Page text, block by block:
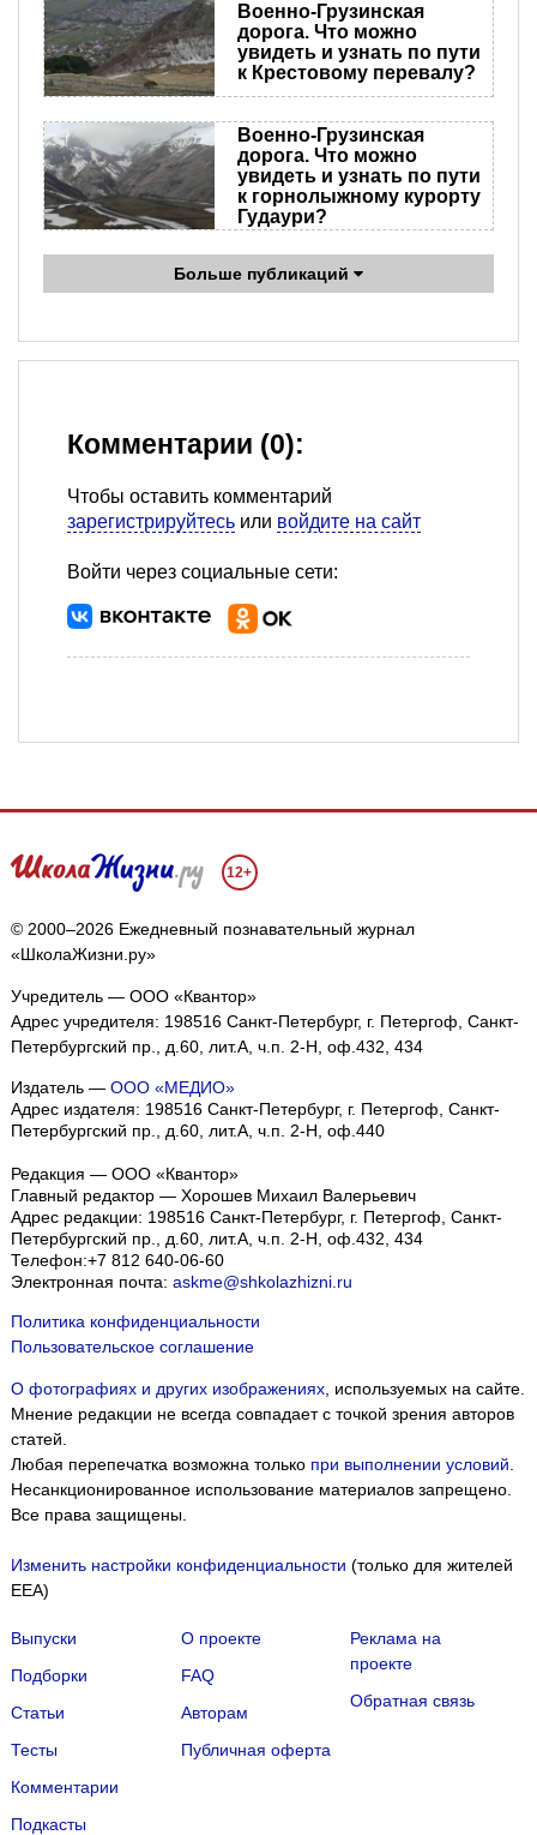
Военно-Грузинская
дорога. Что можно
увидеть и узнать по пути
к Крестовому перевалу?
Военно-Грузинская
дорога. Что можно
увидеть и узнать по пути
к горнолыжному курорту
Гудаури?
Больше публикаций
Комментарии (0):
Чтобы оставить комментарий
зарегистрируйтесь или войдите на сайт
Войти через социальные сети:
12+
© 2000–2026 Ежедневный познавательный журнал
«ШколаЖизни.ру»
Учредитель — ООО «Квантор»
Адрес учредителя: 198516 Санкт-Петербург, г. Петергоф, Санкт-
Петербургский пр., д.60, лит.А, ч.п. 2-Н, оф.432, 434
Издатель — ООО «МЕДИО»
Адрес издателя: 198516 Санкт-Петербург, г. Петергоф, Санкт-
Петербургский пр., д.60, лит.А, ч.п. 2-Н, оф.440
Редакция — ООО «Квантор»
Главный редактор — Хорошев Михаил Валерьевич
Адрес редакции: 198516 Санкт-Петербург, г. Петергоф Санкт-
Петербургский пр., д.60, лит.А, ч.п. 2-Н, оф.432, 434
Телефон:+7 812 640-06-60
Электронная почта: askme@shkolazhizni.ru
Политика конфиденциальности
Пользовательское соглашение
О фотографиях и других изображениях, используемых на сайте.
Мнение редакции не всегда совпадает с точкой зрения авторов
статей.
Любая перепечатка возможна только при выполнении условий
Несанкционированное использование материалов запрещено.
Все права защищены.
Изменить настройки конфиденциальности (только для жителей
EEA)
Выпуски
Подборки
Статьи
Тесты
Комментарии
Подкасты
О проекте
FAQ
Авторам
Публичная оферта
Реклама на
проекте
Обратная связь